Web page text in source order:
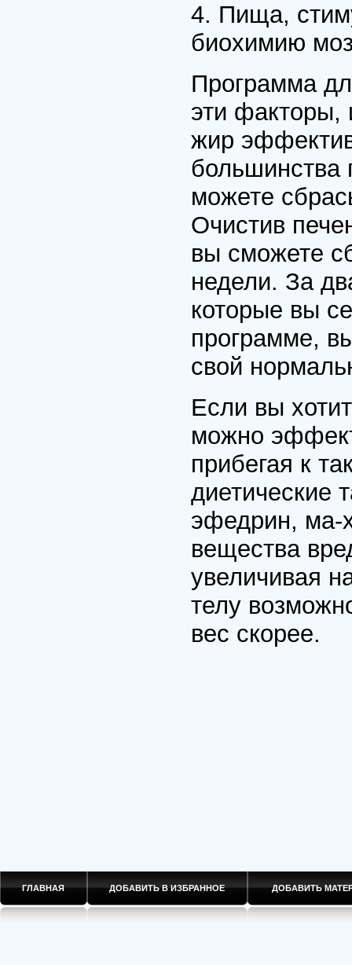
4. Пища,
биохимию
Программа
эти факторы,
жир
большинства
можете
Очистив
вы сможете
недели. За
которые вы
программе,
свой
Если вы
можно
прибегая к
диетические
эфедрин, ма-
вещества
увеличивая
телу
вес скорее.
ГЛАВНАЯ ДОБАВИТЬ В ИЗБРАННОЕ ДОБАВИТЬ